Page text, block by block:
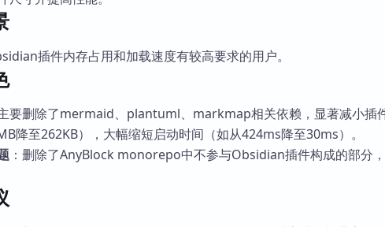
插件内存占用和加载速度有较高要求的用户。
要删除了mermaid、plantuml、markmap相关依赖，显著减小插
降至262KB），大幅缩短启动时间（如从424ms降至30ms）。
：删除了AnyBlock monorepo中不参与Obsidian插件构成的部分